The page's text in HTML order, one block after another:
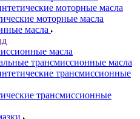
моторные масла
моторные масла
масла
масла
трансмиссионные масла
трансмиссионные
трансмиссионные